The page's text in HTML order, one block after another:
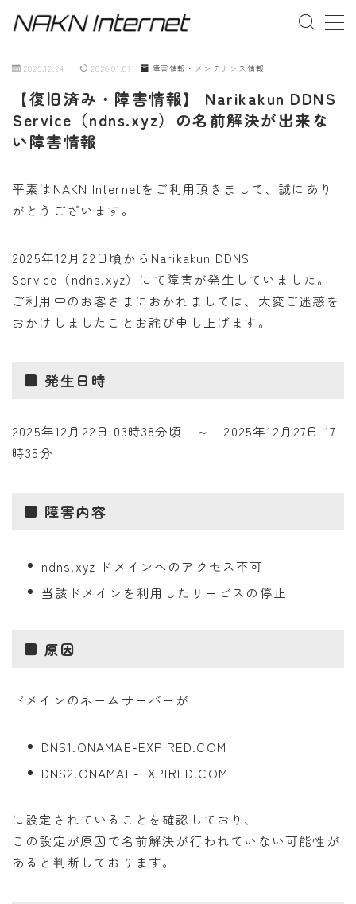
MENU
事業概要
2025.12.24 2026.01.07 障害情報・メンテナンス情報
【復旧済み・障害情報】 Narikakun DDNS
Service（ndns.xyz）の名前解決が出来な
い障害情報
平素はNAKN Internetをご利用頂きまして、誠にあり
がとうございます。
2025年12月22日頃からNarikakun DDNS
Service（ndns.xyz）にて障害が発生していました。
ご利用中のお客さまにおかれましては、大変ご迷惑を
おかけしましたことお詫び申し上げます。
■ 発生日時
2025年12月22日 03時38分頃 ～ 2025年12月27日 17
時35分
■ 障害内容
ndns.xyz ドメインへのアクセス不可
当該ドメインを利用したサービスの停止
■ 原因
ドメインのネームサーバーが
DNS1.ONAMAE-EXPIRED.COM
DNS2.ONAMAE-EXPIRED.COM
に設定されていることを確認しており、
この設定が原因で名前解決が行われていない可能性が
あると判断しております。